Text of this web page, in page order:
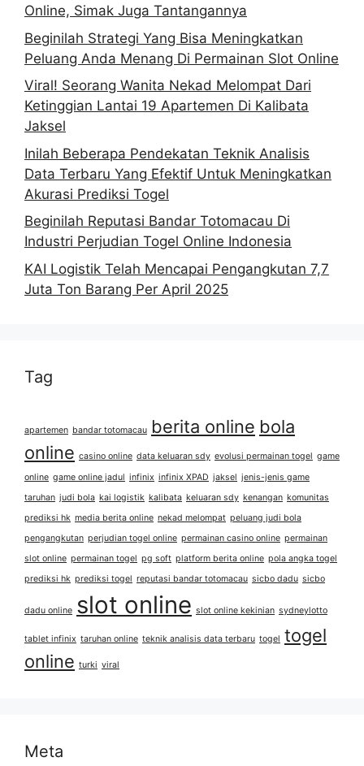
Online, Simak Juga Tantangannya
Beginilah Strategi Yang Bisa Meningkatkan
Peluang Anda Menang Di Permainan Slot Online
Viral! Seorang Wanita Nekad Melompat Dari
Ketinggian Lantai 19 Apartemen Di Kalibata
Jaksel
Inilah Beberapa Pendekatan Teknik Analisis
Data Terbaru Yang Efektif Untuk Meningkatkan
Akurasi Prediksi Togel
Beginilah Reputasi Bandar Totomacau Di
Industri Perjudian Togel Online Indonesia
KAI Logistik Telah Mencapai Pengangkutan 7,7
Juta Ton Barang Per April 2025
Tag
apartemen bandar totomacau berita online bola
online casino online data keluaran sdy evolusi permainan togel game
online game online jadul infinix infinix XPAD jaksel jenis-jenis game
taruhan judi bola kai logistik kalibata keluaran sdy kenangan komunitas
prediksi hk media berita online nekad melompat peluang judi bola
pengangkutan perjudian togel online permainan casino online permainan
slot online permainan togel pg soft platform berita online pola angka togel
prediksi hk prediksi togel reputasi bandar totomacau sicbo dadu sicbo
dadu online slot online slot online kekinian sydneylotto
tablet infinix taruhan online teknik analisis data terbaru togel togel
online turki viral
Meta